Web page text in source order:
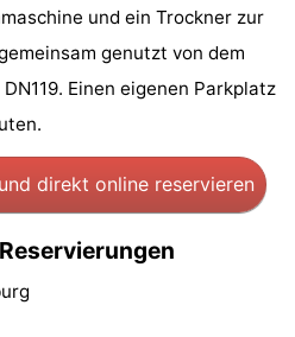
und ein Trockner zur
genutzt von dem
Einen eigenen Parkplatz
und direkt online reservieren